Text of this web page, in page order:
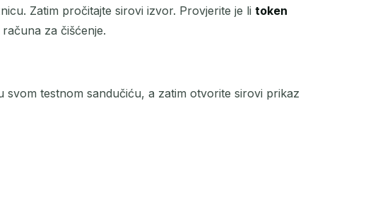
Zatim pročitajte sirovi izvor. Provjerite je li token
za čišćenje.
testnom sandučiću, a zatim otvorite sirovi prikaz